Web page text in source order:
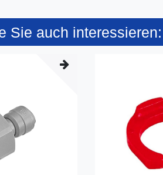
Sie auch interessieren: